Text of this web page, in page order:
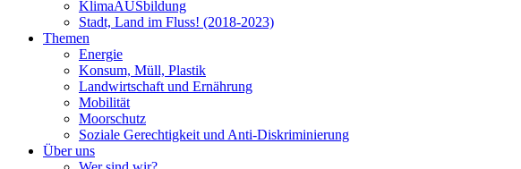
KlimaAUSbildung
Stadt, Land im Fluss! (2018-2023)
Themen
Energie
Konsum, Müll, Plastik
Landwirtschaft und Ernährung
Mobilität
Moorschutz
Soziale Gerechtigkeit und Anti-Diskriminierung
Über uns